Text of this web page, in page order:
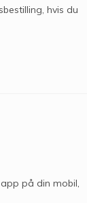
hvis du
på din mobil,